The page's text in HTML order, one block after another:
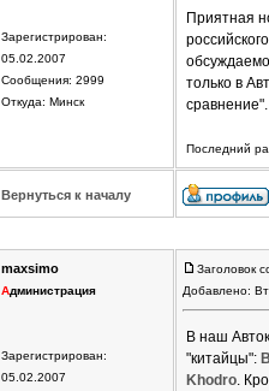
Зарегистрирован:
05.02.2007
Сообщения: 2999
Откуда: Минск
Приятная
только в
Последний
Вернуться к началу
maxsimo
Администрация
Зарегистрирован:
05.02.2007
Заголовок
Добавлено:
В наш
"китайцы":
Khodro.